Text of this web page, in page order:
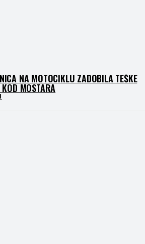
NA MOTOCIKLU ZADOBILA TEŠKE
MOSTARA